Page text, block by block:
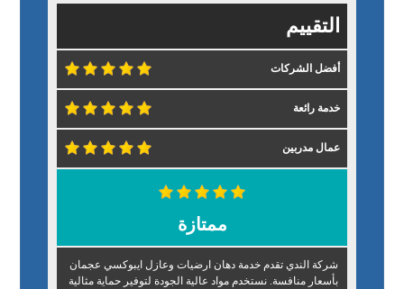
التقييم
أفضل الشركات
خدمة رائعة
عمال مدربين
ممتازة
شركة الندي تقدم خدمة دهان ارضيات وعازل ايبوكسي عجمان
بأسعار منافسة. نستخدم مواد عالية الجودة لتوفير حماية مثالية